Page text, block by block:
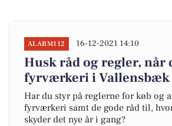
ALARM112 16-12-2021 14:10
Husk råd og regler, når
fyrværkeri i Vallensbæk
Har du styr på reglerne for køb og
fyrværkeri samt de gode råd til,
skyder det nye år i gang?